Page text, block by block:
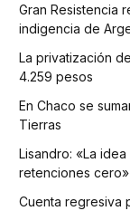
Gran Resistencia
indigencia de
La privatización
4.259 pesos
En Chaco se
Tierras
Lisandro: «La
retenciones cero»
Cuenta regresiva